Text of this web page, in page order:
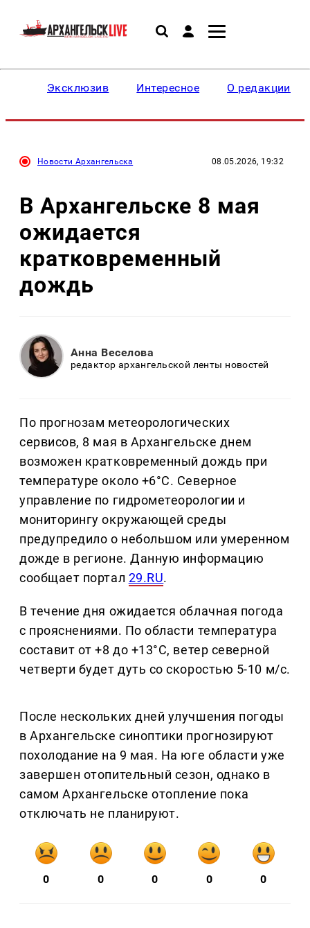
Эксклюзив Интересное О редакции
Новости Архангельска 08.05.2026, 19:32
В Архангельске 8 мая
ожидается
кратковременный
дождь
Анна Веселова
редактор архангельской ленты новостей
По прогнозам метеорологических
сервисов, 8 мая в Архангельске днем
возможен кратковременный дождь при
температуре около +6°C. Северное
управление по гидрометеорологии и
мониторингу окружающей среды
предупредило о небольшом или умеренном
дожде в регионе. Данную информацию
сообщает портал 29.RU.
В течение дня ожидается облачная погода
с прояснениями. По области температура
составит от +8 до +13°C, ветер северной
четверти будет дуть со скоростью 5-10 м/с.
После нескольких дней улучшения погоды
в Архангельске синоптики прогнозируют
похолодание на 9 мая. На юге области уже
завершен отопительный сезон, однако в
самом Архангельске отопление пока
отключать не планируют.
0 0 0 0 0